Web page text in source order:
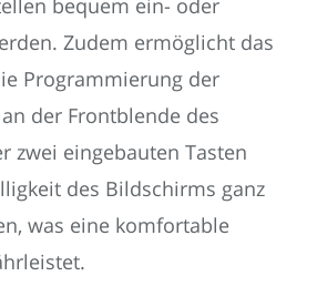
bequem ein- oder
Zudem ermöglicht das
Programmierung der
der Frontblende des
zwei eingebauten Tasten
des Bildschirms ganz
was eine komfortable